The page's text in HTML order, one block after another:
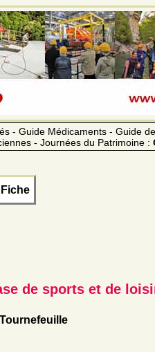
- Guide Médicaments - Guide
- Journées du Patrimoine :
de sports et de